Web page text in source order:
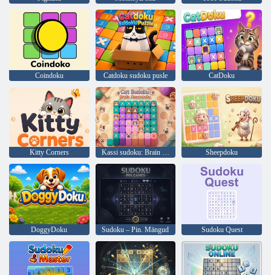
Coindoku Catdoku sudoku pusle CatDoku
Kitty Corners Kassi sudoku: Brain Meowdoku Sheepdoku
DoggyDoku Sudoku – Pin. Mängud Sudoku Quest